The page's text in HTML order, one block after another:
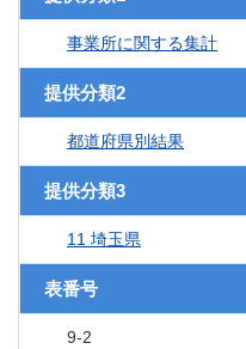
事業所に関する集計
提供分類2
都道府県別結果
提供分類3
11 埼玉県
表番号
9-2